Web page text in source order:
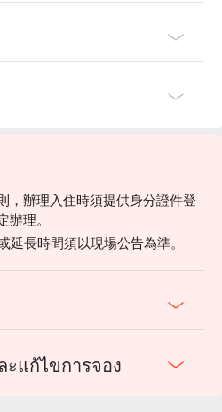
，辦理入住時須提供身分證件登
理。
延長時間須以現場公告為準。
ะแก้ไขการจอง